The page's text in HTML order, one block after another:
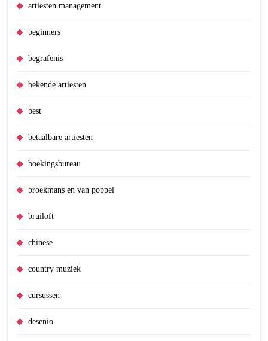
artiesten management
beginners
begrafenis
bekende artiesten
best
betaalbare artiesten
boekingsbureau
broekmans en van poppel
bruiloft
chinese
country muziek
cursussen
desenio